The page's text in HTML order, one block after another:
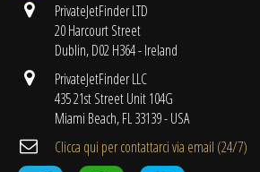
PrivateJetFinder LTD
20 Harcourt Street
Dublin, D02 H364 - Ireland
PrivateJetFinder LLC
435 21st Street Unit 104G
Miami Beach, FL 33139 - USA
Clicca qui per contattarci via email (24/7)